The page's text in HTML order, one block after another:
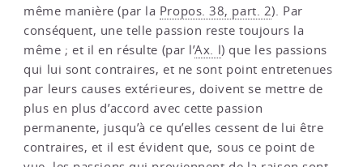
même manière (par la Propos. 38, part. 2). Par
conséquent, une telle passion reste toujours la
même ; et il en résulte (par l’Ax. l) que les passions
qui lui sont contraires, et ne sont point entretenues
par leurs causes extérieures, doivent se mettre de
plus en plus d’accord avec cette passion
permanente, jusqu’à ce qu’elles cessent de lui être
contraires, et il est évident que, sous ce point de